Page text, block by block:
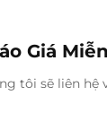
Giá
tôi sẽ liên hệ